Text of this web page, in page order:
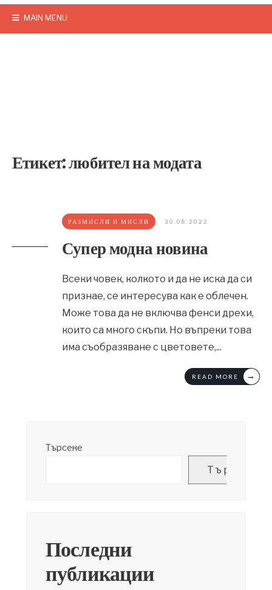
MAIN MENU
Етикет:любител на модата
РАЗМИСЛИ И МИСЛИ 30.08.2022
Супер модна новина
Всеки човек, колкото и да не иска да си
признае, се интересува как е облечен.
Може това да не включва фенси дрехи,
които са много скъпи. Но въпреки това
има съобразяване с цветовете,...
READ MORE →
Търсене
Търсене
Последни
публикации